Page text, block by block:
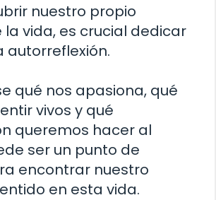
nuestro propio
la vida, es crucial dedicar
autorreflexión.
qué nos apasiona, qué
vivos y qué
queremos hacer al
ser un punto de
encontrar nuestro
en esta vida.